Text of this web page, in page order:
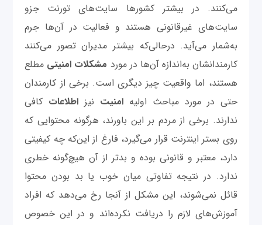
می‌کنند. در بیشتر کشورها سایت‌های تورنت جزو
سایت‌های غیرقانونی هستند و فعالیت در آن‌ها جرم
به‌شمار می‌آید. درحالی‌که بیشتر مدیران‌ تصور می‌کنند
کارمندانشان به‌اندازه آن‌ها در مورد مشکلات امنیتی مطلع
هستند، اما واقعیت چیز دیگری است. برخی از کارمندان
حتی در مورد مباحث اولیه امنیت نیز اطلاعات کافی
ندارند. برخی از مردم بر این باورند، هرگونه محتوایی که
روی بستر اینترنت قرار می‌گیرد، فارغ از این‌که چه کیفیتی
دارد، معتبر و قانونی بوده و بدتر از آن هیچ‌گونه خطری
ندارد. در نتیجه تفاوتی میان خوب یا بد بودن محتوا
قائل نمی‌شوند، این مشکل از آنجا رخ می‌دهد که افراد
آموزش‌های لازم را دریافت نکرده‌اند و در این خصوص